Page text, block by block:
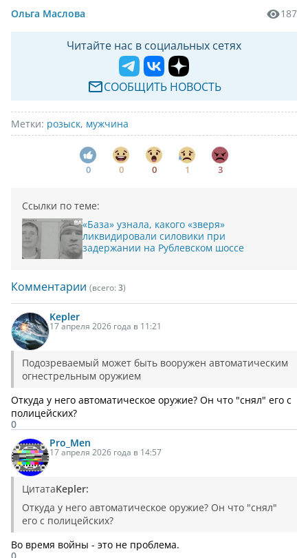
Ольга Маслова 187
Читайте нас в социальных сетях
СООБЩИТЬ НОВОСТЬ
Метки: розыск, мужчина
0 0 0 1 3
Ссылки по теме:
«База» узнала, какого «зверя»
ликвидировали силовики при
задержании на Рублевском шоссе
Комментарии (всего: 3)
Kepler
17 апреля 2026 года в 11:21
Подозреваемый может быть вооружен автоматическим
огнестрельным оружием
Откуда у него автоматическое оружие? Он что "снял" его с
полицейских?
0
Pro_Men
17 апреля 2026 года в 14:57
ЦитатаKepler:
Откуда у него автоматическое оружие? Он что "снял"
его с полицейских?
Во время войны - это не проблема.